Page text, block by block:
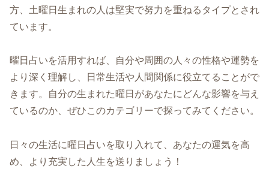
方、土曜日生まれの人は堅実で努力を重ねるタイプとされ
ています。
曜日占いを活用すれば、自分や周囲の人々の性格や運勢を
より深く理解し、日常生活や人間関係に役立てることがで
きます。自分の生まれた曜日があなたにどんな影響を与え
ているのか、ぜひこのカテゴリーで探ってみてください。
日々の生活に曜日占いを取り入れて、あなたの運気を高
め、より充実した人生を送りましょう！